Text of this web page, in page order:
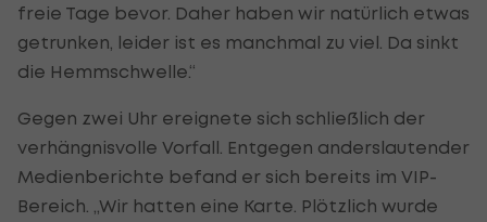
freie Tage bevor. Daher haben wir natürlich etwas
getrunken, leider ist es manchmal zu viel. Da sinkt
die Hemmschwelle.“
Gegen zwei Uhr ereignete sich schließlich der
verhängnisvolle Vorfall. Entgegen anderslautender
Medienberichte befand er sich bereits im VIP-
Bereich. „Wir hatten eine Karte. Plötzlich wurde